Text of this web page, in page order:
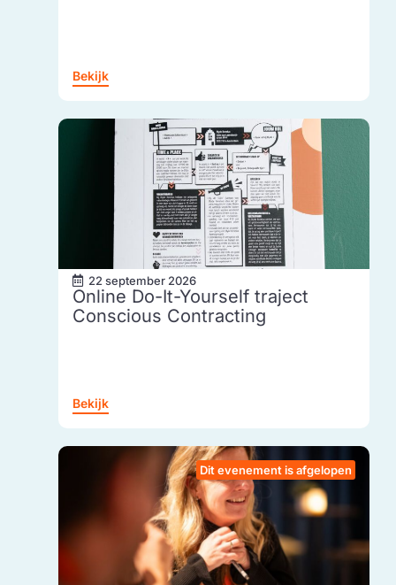
Bekijk
22 september 2026
Online Do-It-Yourself traject
Conscious Contracting
Bekijk
Dit evenement is afgelopen